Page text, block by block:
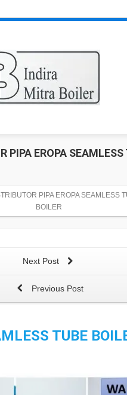
PIPA EROPA SEAMLESS
PIPA EROPA SEAMLESS
BOILER
Next Post
Previous Post
TUBE